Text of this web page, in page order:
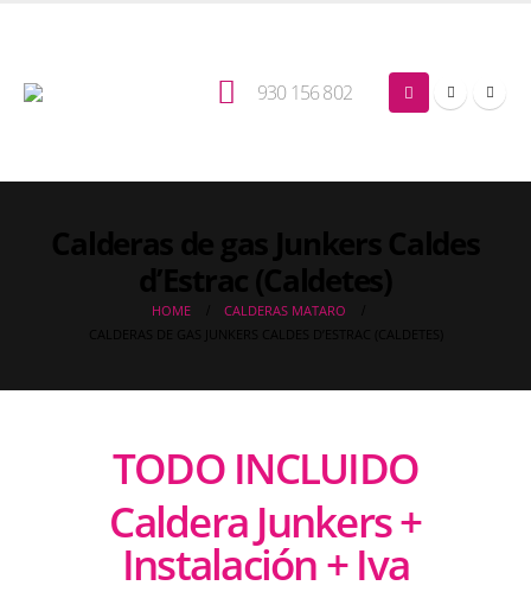
930 156 802
HOME
CALDERAS MATARO
TODO INCLUIDO
Caldera Junkers +
Instalación + Iva